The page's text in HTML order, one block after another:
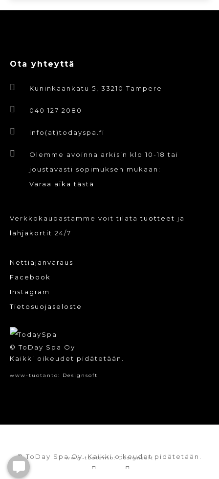
Ota yhteyttä
Kuninkaankatu 5, 33210 Tampere
040 127 2080
info(at)todayspa.fi
Olemme avoinna arkisin klo 10-18 tai
joustavasti sopimuksen mukaan:
Varaa aika tästä
Verkkokaupastamme voit tilatatuotteet ja
lahjakortit 24/7
Nettiajanvaraus
Facebook
Instagram
Tietosuojaseloste
© ToDay Spa Oy.
Kaikki oikeudet pidätetään.
www-tuotanto: Designsoft
© ToDay Spa Oy. Kaikki oikeudet pidätetään.
www-tuotanto:Designsoft